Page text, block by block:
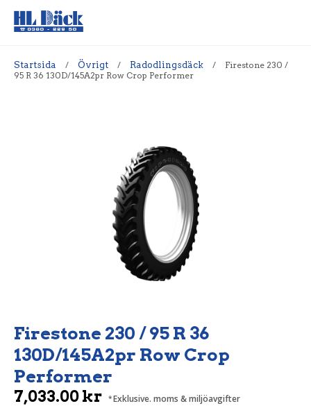
Startsida / Övrigt / Radodlingsdäck /
Firestone 230 /
95 R 36 130D/145A2pr Row Crop Performer
Firestone 230 / 95 R 36
130D/145A2pr Row Crop
Performer
7,033.00kr Exklusive. moms & miljöavgifter